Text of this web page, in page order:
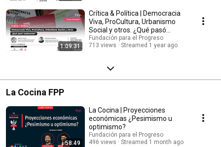
1:09:31
Crítica & Política | Democracia
Viva, ProCultura, Urbanismo
Social y otros. ¿Qué pasó
realmente?
Fundación para el Progreso
713 views
Streamed 1 year ago
La Cocina FPP
58:49
La Cocina | Proyecciones
económicas ¿Pesimismo u
optimismo?
Fundación para el Progreso
496 views
Streamed 1 month ago